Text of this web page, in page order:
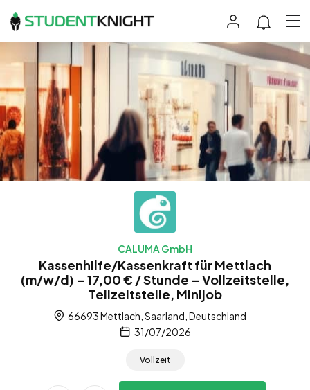
CALUMA GmbH
Kassenhilfe/Kassenkraft für Mettlach
(m/w/d) – 17,00 € / Stunde – Vollzeitstelle,
Teilzeitstelle, Minijob
66693 Mettlach, Saarland, Deutschland
31/07/2026
Vollzeit